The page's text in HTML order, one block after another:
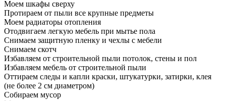
Моем шкафы сверху
Протираем от пыли все крупные предметы
Моем радиаторы отопления
Отодвигаем легкую мебель при мытье пола
Снимаем защитную пленку и чехлы с мебели
Снимаем скотч
Избавляем от строительной пыли потолок, стены и пол
Избавляем мебель от строительной пыли
Оттираем следы и капли краски, штукатурки, затирки, клея
(не более 2 см диаметром)
Собираем мусор